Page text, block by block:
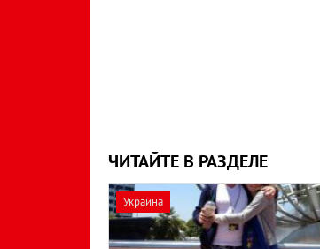
ЧИТАЙТЕ В РАЗДЕЛЕ
Украина